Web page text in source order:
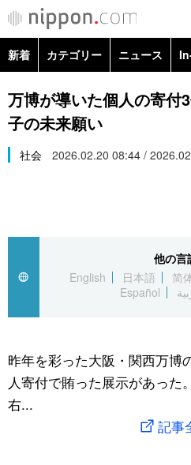
カテゴリー
経済・ビジネス
国際
文化
トップ
アーカイブ
In-depth
Japan Data
動画/Live
新着 カテゴリー ニュース
政治・外交
経済・ビジネス
スポーツ・東京2020
万博が導いた個人の寄付
子の未来願い
社会 2026.02.20 08:44 /
他の言
English
日本語 简
Español
昨年を彩った大阪・関西万博
人寄付で賄った展示があった
右...
記事